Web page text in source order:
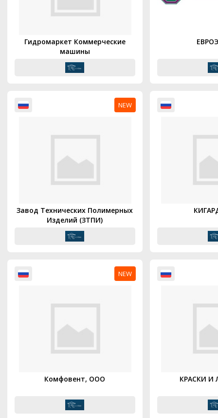
Гидромаркет Коммерческие
машины
NEW
Завод Технических Полимерных
Изделий (ЗТПИ)
NEW
Комфовент, ООО КРАСКИ И